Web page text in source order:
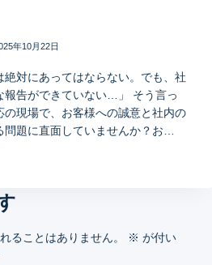
年10月22日
絶対にあってはならない。でも、社
報告ができていない…」 そう言っ
の現場で、お客様への誠意と社内の
題に直面していませんか？お…
ることはありません。 ※ が付い